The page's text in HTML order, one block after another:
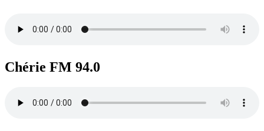
Chérie FM 94.0